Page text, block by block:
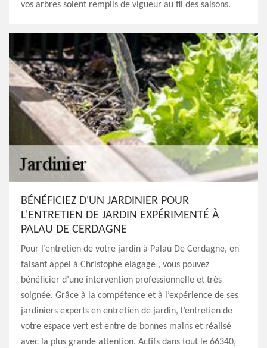
vos arbres soient remplis de vigueur au fil des saisons.
BÉNÉFICIEZ D'UN JARDINIER POUR
L'ENTRETIEN DE JARDIN EXPÉRIMENTÉ À
PALAU DE CERDAGNE
Pour l’entretien de votre jardin à Palau De Cerdagne, en
faisant appel à Christophe elagage , vous pouvez
bénéficier d’une intervention professionnelle et très
soignée. Grâce à la compétence et à l’expérience de ses
jardiniers experts en entretien de jardin, l’entretien de
votre espace vert est entre de bonnes mains et réalisé
avec la plus grande attention. Actifs dans tout le 66340,